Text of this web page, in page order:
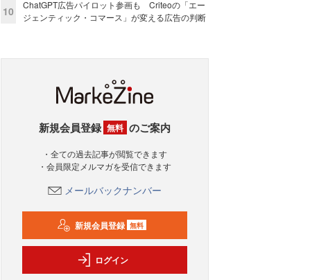
10
ChatGPT広告パイロット参画も Criteoの「エー
ジェンティック・コマース」が変える広告の判断
新規会員登録 無料 のご案内
・全ての過去記事が閲覧できます
・会員限定メルマガを受信できます
メールバックナンバー
新規会員登録 無料
ログイン